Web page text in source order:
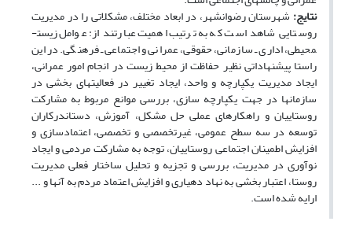
نتایج: شهرستان رضوانشهر، در ابعاد مختلف، مشکلاتی را در مدیریت
روستایی شاهد است که به ترتیب اهمیت عبارتند از: عوامل زیست­
محیطی، اداری ـ سازمانی، حقوقی، عمرانی و اجتماعی ـ فرهنگی. در این
راستا پیشنهاداتی نظیر حفاظت از محیط زیست در انجام امور عمرانی،
ایجاد مدیریت یکپارچه و واحد، ایجاد تغییر در فعالیت­های بخشی در
سازمان­ها در جهت یکپارچه سازی، بررسی موانع مربوط به مشارکت
روستاییان و راهکارهای عملی حل مشکل، آموزش، دست­اندرکاران
توسعه در سه سطح عمومی، غیرتخصصی و تخصصی، اعتمادسازی و
افزایش اطمینان اجتماعی روستاییان، توجه به مشارکت مردمی و ایجاد
نوآوری در مدیریت، بررسی و تجزیه و تحلیل ساختار فعلی مدیریت
روستا، اعتبار بخشی به نهاد دهیاری و افزایش اعتماد مردم به آنها و ...
ارایه شده است.